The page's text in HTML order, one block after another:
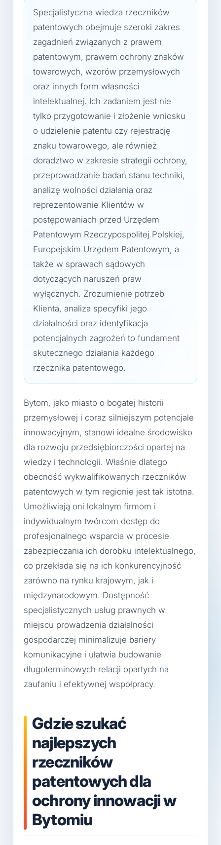
Specjalistyczna wiedza rzeczników
patentowych obejmuje szeroki zakres
zagadnień związanych z prawem
patentowym, prawem ochrony znaków
towarowych, wzorów przemysłowych
oraz innych form własności
intelektualnej. Ich zadaniem jest nie
tylko przygotowanie i złożenie wniosku
o udzielenie patentu czy rejestrację
znaku towarowego, ale również
doradztwo w zakresie strategii ochrony,
przeprowadzanie badań stanu techniki,
analizę wolności działania oraz
reprezentowanie Klientów w
postępowaniach przed Urzędem
Patentowym Rzeczypospolitej Polskiej,
Europejskim Urzędem Patentowym, a
także w sprawach sądowych
dotyczących naruszeń praw
wyłącznych. Zrozumienie potrzeb
Klienta, analiza specyfiki jego
działalności oraz identyfikacja
potencjalnych zagrożeń to fundament
skutecznego działania każdego
rzecznika patentowego.
Bytom, jako miasto o bogatej historii
przemysłowej i coraz silniejszym potencjale
innowacyjnym, stanowi idealne środowisko
dla rozwoju przedsiębiorczości opartej na
wiedzy i technologii. Właśnie dlatego
obecność wykwalifikowanych rzeczników
patentowych w tym regionie jest tak istotna.
Umożliwiają oni lokalnym firmom i
indywidualnym twórcom dostęp do
profesjonalnego wsparcia w procesie
zabezpieczania ich dorobku intelektualnego,
co przekłada się na ich konkurencyjność
zarówno na rynku krajowym, jak i
międzynarodowym. Dostępność
specjalistycznych usług prawnych w
miejscu prowadzenia działalności
gospodarczej minimalizuje bariery
komunikacyjne i ułatwia budowanie
długoterminowych relacji opartych na
zaufaniu i efektywnej współpracy.
Gdzie szukać
najlepszych
rzeczników
patentowych dla
ochrony innowacji w
Bytomiu